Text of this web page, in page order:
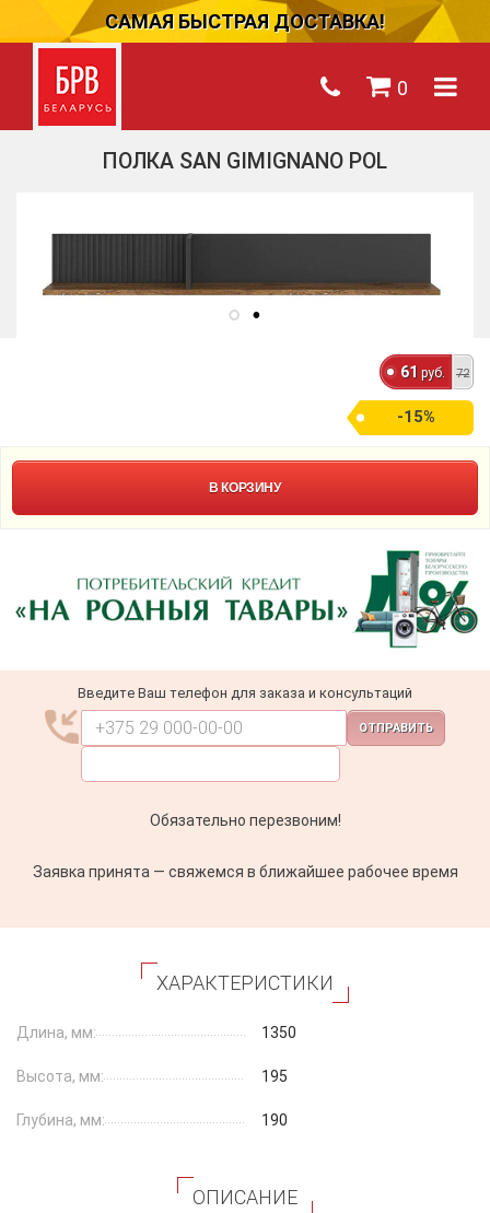
САМАЯ БЫСТРАЯ ДОСТАВКА!
0
ПОЛКА SAN GIMIGNANO POL
61 руб. 72
-15%
В КОРЗИНУ
Введите Ваш телефон для заказа и консультаций
ОТПРАВИТЬ
Обязательно перезвоним!
Заявка принята — свяжемся в ближайшее рабочее время
ХАРАКТЕРИСТИКИ
Длина, мм: 1350
Высота, мм: 195
Глубина, мм: 190
ОПИСАНИЕ